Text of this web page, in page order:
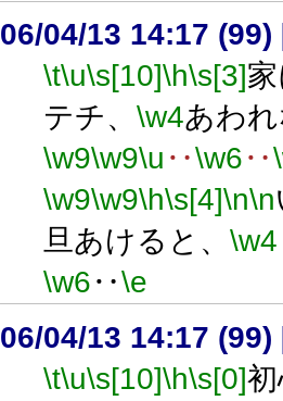
06/04/13 14:17 (99)
\t\u\s[10]\h\s[3]
テチ、 \w4あわ
\w9\w9\u ‥\w6‥
\w9\w9\h\s[4]\n\n
旦あけると、 \w4
\w6‥\e
06/04/13 14:17 (99)
\t\u\s[10]\h\s[0]